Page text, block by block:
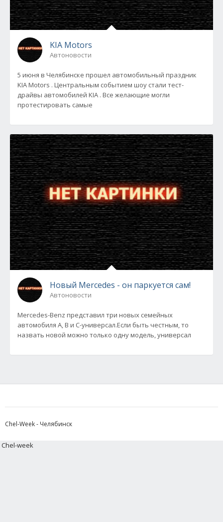
KIA Motors
Автоновости
5 июня в Челябинске прошел автомобильный праздник
KIA Motors . Центральным событием шоу стали тест-
драйвы автомобилей KIA . Все желающие могли
протестировать самые
Новый Mercedes - он паркуется сам!
Автоновости
Mercedes-Benz представил три новых семейных
автомобиля A, B и С-универсал.Если быть честным, то
назвать новой можно только одну модель, универсал
Chel-Week - Челябинск
Chel-week